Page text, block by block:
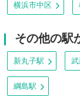
横浜市中区
その他の駅
新丸子駅
綱島駅